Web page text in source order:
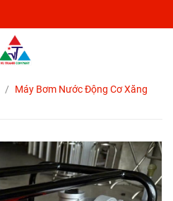
/
Máy Bơm Nước Động Cơ Xăng